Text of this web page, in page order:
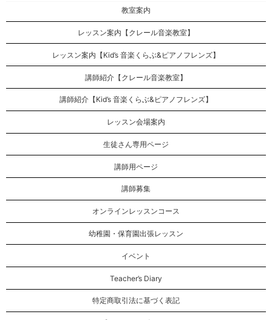
教室案内
レッスン案内【クレール音楽教室】
レッスン案内【Kid’s 音楽くらぶ&ピアノフレンズ】
講師紹介【クレール音楽教室】
講師紹介【Kid’s 音楽くらぶ&ピアノフレンズ】
レッスン会場案内
生徒さん専用ページ
講師用ページ
講師募集
オンラインレッスンコース
幼稚園・保育園出張レッスン
イベント
Teacher’s Diary
特定商取引法に基づく表記